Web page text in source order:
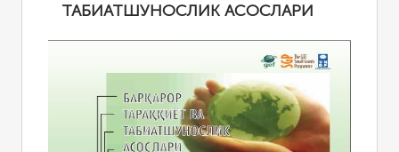
ТАБИАТШУНОСЛИК АСОСЛАРИ